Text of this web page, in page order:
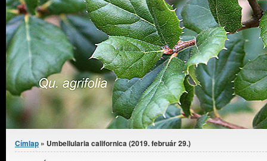
Jelenlegi hely
Címlap » Umbellularia californica (2019. február 29.)